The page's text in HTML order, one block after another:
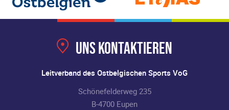
Uns kontaktieren
Leitverband des Ostbelgischen Sports VoG
Schönefelderweg 235
B-4700 Eupen